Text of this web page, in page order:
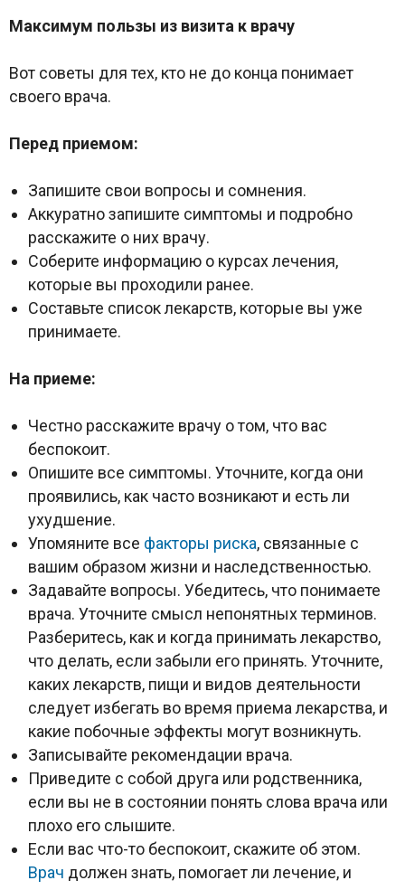
Максимум пользы из визита к врачу
Вот советы для тех, кто не до конца понимает
своего врача.
Перед приемом:
Запишите свои вопросы и сомнения.
Аккуратно запишите симптомы и подробно
расскажите о них врачу.
Соберите информацию о курсах лечения,
которые вы проходили ранее.
Составьте список лекарств, которые вы уже
принимаете.
На приеме:
Честно расскажите врачу о том, что вас
беспокоит.
Опишите все симптомы. Уточните, когда они
проявились, как часто возникают и есть ли
ухудшение.
Упомяните все факторы риска, связанные с
вашим образом жизни и наследственностью.
Задавайте вопросы. Убедитесь, что понимаете
врача. Уточните смысл непонятных терминов.
Разберитесь, как и когда принимать лекарство,
что делать, если забыли его принять. Уточните,
каких лекарств, пищи и видов деятельности
следует избегать во время приема лекарства, и
какие побочные эффекты могут возникнуть.
Записывайте рекомендации врача.
Приведите с собой друга или родственника,
если вы не в состоянии понять слова врача или
плохо его слышите.
Если вас что-то беспокоит, скажите об этом.
Врач должен знать, помогает ли лечение, и